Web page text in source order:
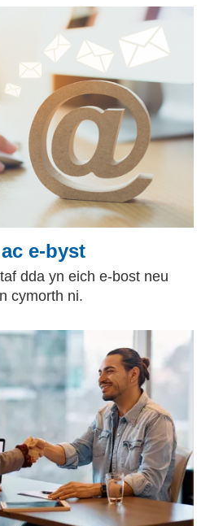
e-byst
dda yn eich e-bost neu
cymorth ni.